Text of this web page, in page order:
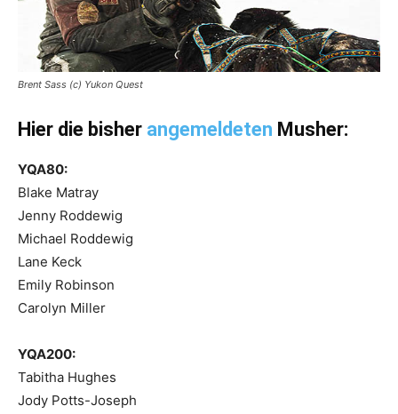
Brent Sass (c) Yukon Quest
Hier die bisher angemeldeten Musher:
YQA80:
Blake Matray
Jenny Roddewig
Michael Roddewig
Lane Keck
Emily Robinson
Carolyn Miller
YQA200:
Tabitha Hughes
Jody Potts-Joseph